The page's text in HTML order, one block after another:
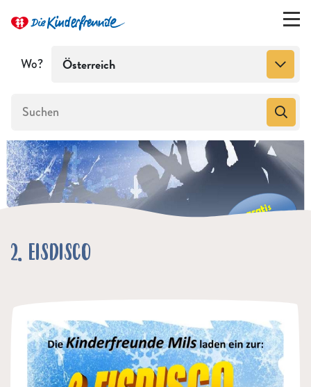
Wo? Österreich
2. EISDISCO